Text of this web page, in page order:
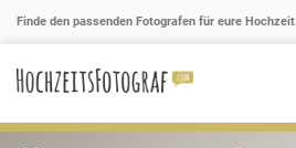
Finde den passenden Fotografen für eure Hochzeit